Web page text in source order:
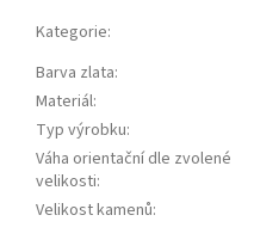
Kategorie:
Barva zlata:
Materiál:
Typ výrobku:
Váha orientační dle zvolené
velikosti:
Velikost kamenů: